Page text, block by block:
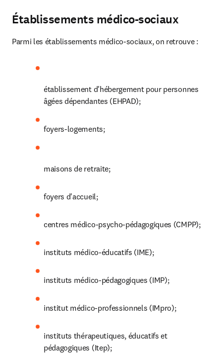
Établissements médico-sociaux
Parmi les établissements médico-sociaux, on retrouve :
établissement d'hébergement pour personnes
âgées dépendantes (EHPAD);
foyers-logements;
maisons de retraite;
foyers d'accueil;
centres médico-psycho-pédagogiques (CMPP);
instituts médico-éducatifs (IME);
instituts médico-pédagogiques (IMP);
institut médico-professionnels (IMpro);
instituts thérapeutiques, éducatifs et
pédagogiques (Itep);